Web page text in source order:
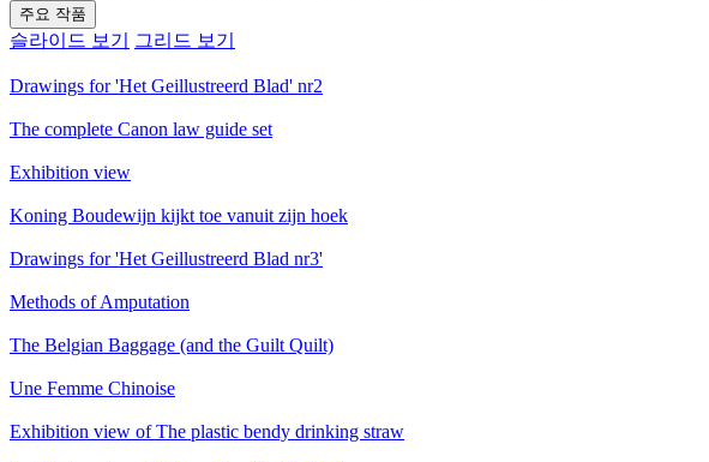
주요 작품
슬라이드 보기 그리드 보기
Drawings for 'Het Geillustreerd Blad' nr2
The complete Canon law guide set
Exhibition view
Koning Boudewijn kijkt toe vanuit zijn hoek
Drawings for 'Het Geillustreerd Blad nr3'
Methods of Amputation
The Belgian Baggage (and the Guilt Quilt)
Une Femme Chinoise
Exhibition view of The plastic bendy drinking straw